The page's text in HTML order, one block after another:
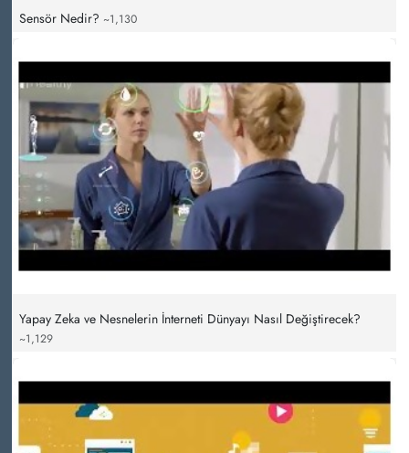
Sensör Nedir? ~1,130
Yapay Zeka ve Nesnelerin İnterneti Dünyayı Nasıl Değiştirecek?
~1,129